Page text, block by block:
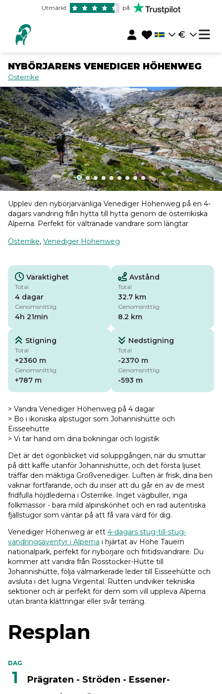
Utmärkt på
€
NYBÖRJARENS VENEDIGER HÖHENWEG
Österrike
Upplev den nybörjarvänliga Venediger Höhenweg på en 4-
dagars vandring från hytta till hytta genom de österrikiska
Alperna. Perfekt för vältränade vandrare som längtar
Österrike, Venediger Höhenweg
Varaktighet
Total
4 dagar
Genomsnittlig
4h 21min
Avstånd
Total
32.7 km
Genomsnittlig
8.2 km
Stigning
Total
+2360 m
Genomsnittlig
+787 m
Nedstigning
Total
-2370 m
Genomsnittlig
-593 m
> Vandra Venediger Höhenweg på 4 dagar
> Bo i ikoniska alpstugor som Johannishütte och
Eisseehütte
> Vi tar hand om dina bokningar och logistik
Det är det ögonblicket vid soluppgången, när du smuttar
på ditt kaffe utanför Johannishütte, och det första ljuset
träffar den mäktiga Großvenediger. Luften är frisk, dina ben
vaknar fortfarande, och du inser att du går en av de mest
fridfulla höjdlederna i Österrike. Inget vägbuller, inga
folkmassor - bara mild alpinskönhet och en rad autentiska
fjällstugor som väntar på att få vara värd för dig.
Venediger Höhenweg är ett 4-dagars stug-till-stug-
vandringsäventyr i Alperna i hjärtat av Hohe Tauern
nationalpark, perfekt för nybörjare och fritidsvandrare. Du
kommer att vandra från Rosstocker-Hütte till
Johannishütte, följa välmarkerade leder till Eisseehütte och
avsluta i det lugna Virgental. Rutten undviker tekniska
sektioner och är perfekt för dem som vill uppleva Alperna
utan branta klättringar eller svår terräng.
Resplan
DAG
1
Prägraten - Ströden - Essener-